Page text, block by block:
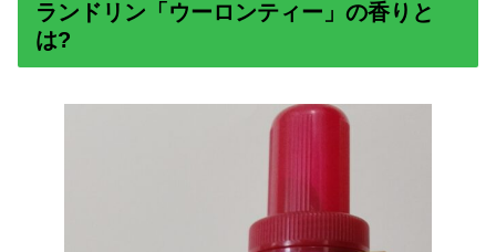
ランドリン「ウーロンティー」の香りと
は?